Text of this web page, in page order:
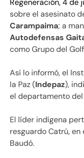
Regeneración, 4 de
sobre el asesinato
Carampaima; a
Autodefensas
como Grupo del
Así lo informó, el
la Paz (Indepaz),
el departamento
El líder indígena
resguardo Catrú,
Baudó.